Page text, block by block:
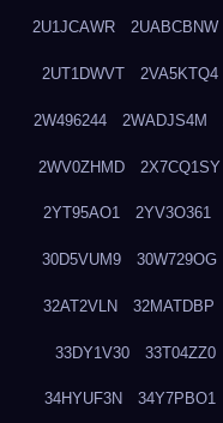
2U1JCAWR 2UABCBNW
2UT1DWVT 2VA5KTQ4
2W496244 2WADJS4M
2WV0ZHMD 2X7CQ1SY
2YT95AO1 2YV3O361
30D5VUM9 30W729OG
32AT2VLN 32MATDBP
33DY1V30 33T04ZZ0
34HYUF3N 34Y7PBO1